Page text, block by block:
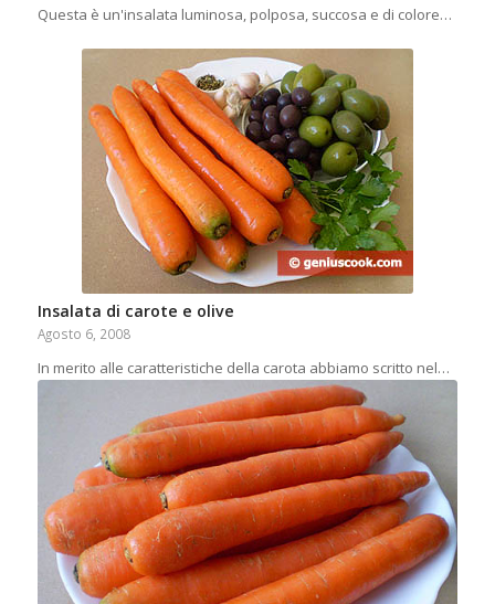
Questa è un'insalata luminosa, polposa, succosa e di colore…
Insalata di carote e olive
Agosto 6, 2008
In merito alle caratteristiche della carota abbiamo scritto nel…